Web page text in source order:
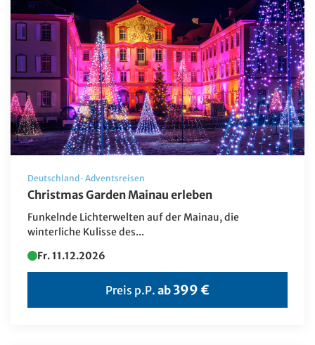
Kultur/UNESCO
Kurzreisen
Musicalfahrten
Neue Reisen
Silvesterreisen
Sonderfahrten
Specials
Städte-/Musikreisen
Tagesfahrten
Weihnachtsreisen
FR – Smarte Leserreise
Hochsee-Kreuzfahrten
Sonderangebote
Deutschland · Adventsreisen
Christmas Garden Mainau erleben
Funkelnde Lichterwelten auf der Mainau, die
winterliche Kulisse des...
Fr. 11.12.2026
Preis p.P. ab 399 €